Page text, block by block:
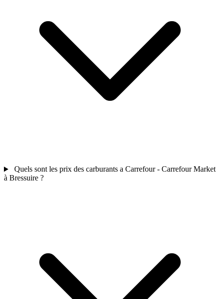
Quels sont les prix des carburants a Carrefour - Carrefour Market
à Bressuire ?